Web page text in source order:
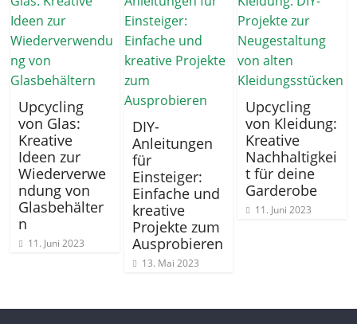
Upcycling
von Glas:
Kreative
Ideen zur
Wiederverwe
ndung von
Glasbehälter
n
11. Juni 2023
DIY-
Anleitungen
für
Einsteiger:
Einfache und
kreative
Projekte zum
Ausprobieren
13. Mai 2023
Upcycling
von Kleidung:
Kreative
Nachhaltigkei
t für deine
Garderobe
11. Juni 2023